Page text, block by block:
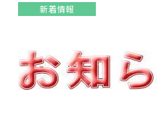
新着情報